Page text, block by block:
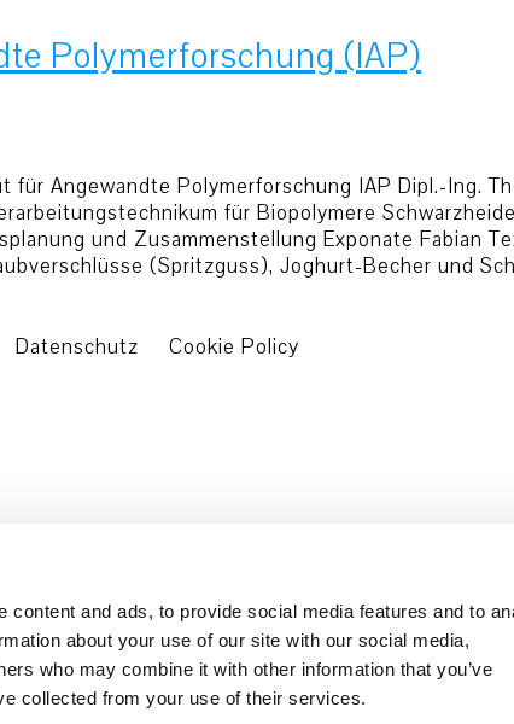
content and ads, to provide social media features and to
about your use of our site with our social media,
who may combine it with other information that you’ve
collected from your use of their services.
Polymerforschung (IAP)
Angewandte Polymerforschung IAP Dipl.-Ing.
für Biopolymere
und Zusammenstellung Exponate Fabian
(Spritzguss), Joghurt-Becher und
Datenschutz Cookie Policy